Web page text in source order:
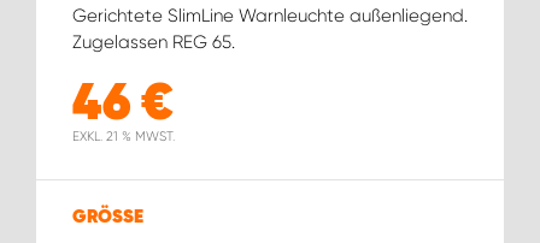
Gerichtete SlimLine Warnleuchte außenliegend.
Zugelassen REG 65.
46 €
EXKL. 21 % MWST.
GRÖSSE